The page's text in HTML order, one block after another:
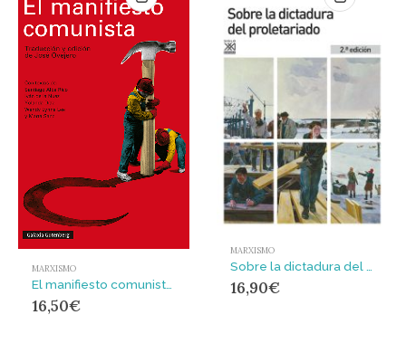
MARXISMO
El manifiesto comunista : Traducción y edición de José Ovejero
16,50€
MARXISMO
Sobre la dictadura del proletariado
16,90€